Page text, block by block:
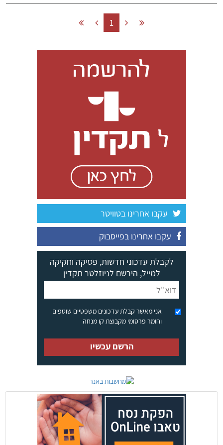
1
עקבו אחרינו בטוויטר
עקבו אחרינו בפייסבוק
לקבלת עדכוני חדשות, פסיקה וחקיקה
למייל, הירשם לניוזלטר תקדין
אני מאשר קבלת עדכונים משפטיים שוטפים
וחומר פרסומי מקבוצת קו מנחה
הרשם עכשיו